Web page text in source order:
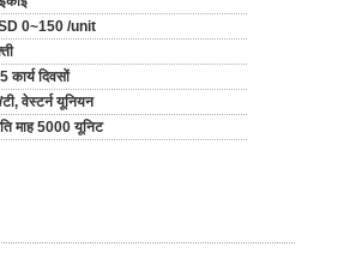
0~150 /unit
कार्य दिवसों
टी, वेस्टर्न यूनियन
माह 5000 यूनिट